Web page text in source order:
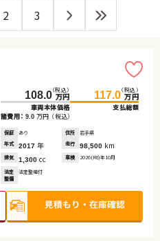
2 3
108.0（税込）
万円
車両本体価格
117.0（税込）
万円
支払総額
諸費用： 9.0 万円 （税込）
保証 あり 住所
岩手県
年式
2017 年 走行 98,500 km
排気 1,300 cc 車検 2026(R8)年10月
法定
整備
法定整備付